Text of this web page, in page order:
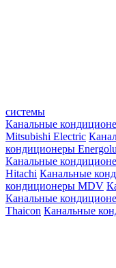
системы
Канальные
Mitsubishi Electric
кондиционеры
Канальные
Hitachi Канальные
кондиционеры MDV
Канальные
Thaicon Канальные